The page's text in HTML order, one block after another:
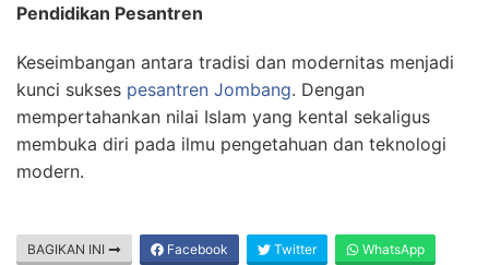
Pendidikan Pesantren
Keseimbangan antara tradisi dan modernitas menjadi
kunci sukses pesantren Jombang. Dengan
mempertahankan nilai Islam yang kental sekaligus
membuka diri pada ilmu pengetahuan dan teknologi
modern.
BAGIKAN INI Facebook Twitter WhatsApp